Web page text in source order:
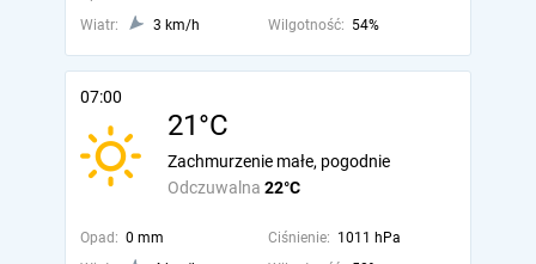
Wiatr:
3 km/h Wilgotność: 54%
07:00
21°C
Odczuwalna 22°C
Zachmurzenie małe, pogodnie
Opad: 0 mm Ciśnienie: 1011 hPa